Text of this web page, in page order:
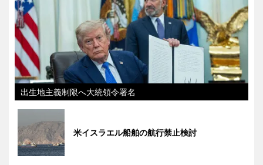
出生地主義制限へ大統領令署名
米イスラエル船舶の航行禁止検討